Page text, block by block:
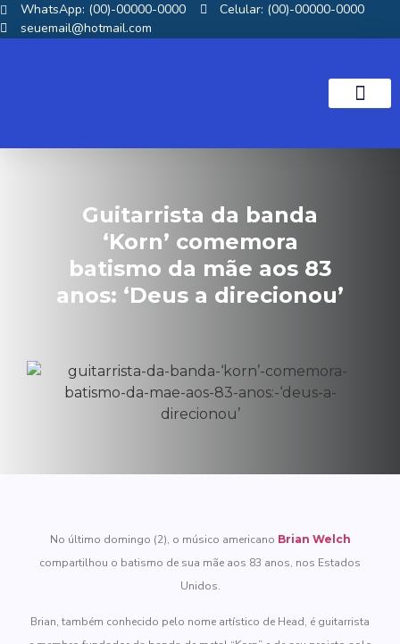
WhatsApp: (00)-00000-0000
Celular: (00)-00000-0000
seuemail@hotmail.com
Guitarrista da banda
‘Korn’ comemora
batismo da mãe aos 83
anos: ‘Deus a direcionou’
No último domingo (2), o músico americano Brian Welch
compartilhou o batismo de sua mãe aos 83 anos, nos Estados
Unidos.
Brian, também conhecido pelo nome artístico de Head, é guitarrista